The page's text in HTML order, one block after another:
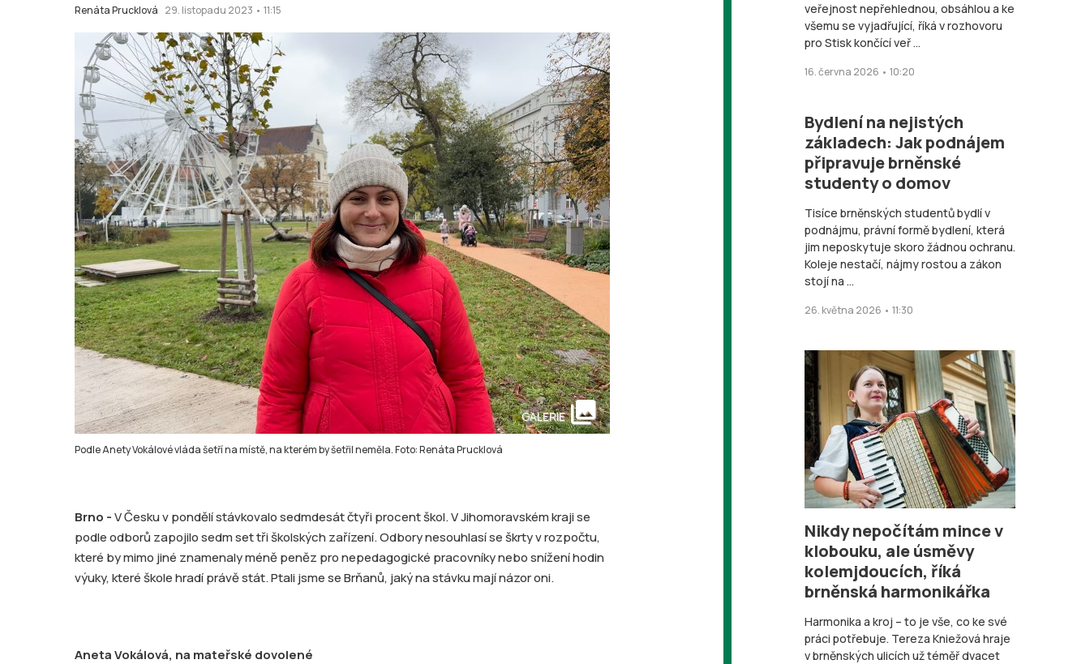
Renáta Prucklová 29. listopadu 2023 • 11:15
Podle Anety Vokálové vláda šetří na místě, na kterém by šetřil neměla. Foto: Renáta Prucklová
GALERIE collections
Brno -V Česku v pondělí stávkovalo sedmdesát čtyři procent škol. V Jihomoravském kraji se
podle odborů zapojilo sedm set tři školských zařízení. Odbory nesouhlasí se škrty v rozpočtu,
které by mimo jiné znamenaly méně peněz pro nepedagogické pracovníky nebo snížení hodin
výuky, které škole hradí právě stát. Ptali jsme se Brňanů, jaký na stávku mají názor oni.
Aneta Vokálová, na mateřské dovolené
veřejnost nepřehlednou, obsáhlou a ke
všemu se vyjadřující, říká v rozhovoru
pro Stisk končící veř ...
16. června 2026 • 10:20
Bydlení na nejistých
základech: Jak podnájem
připravuje brněnské
studenty o domov
Tisíce brněnských studentů bydlí v
podnájmu, právní formě bydlení, která
jim neposkytuje skoro žádnou ochranu.
Koleje nestačí, nájmy rostou a zákon
stojí na ...
26. května 2026 • 11:30
Nikdy nepočítám mince v
klobouku, ale úsměvy
kolemjdoucích, říká
brněnská harmonikářka
Harmonika a kroj – to je vše, co ke své
práci potřebuje. Tereza Kniežová hraje
v brněnských ulicích už téměř dvacet